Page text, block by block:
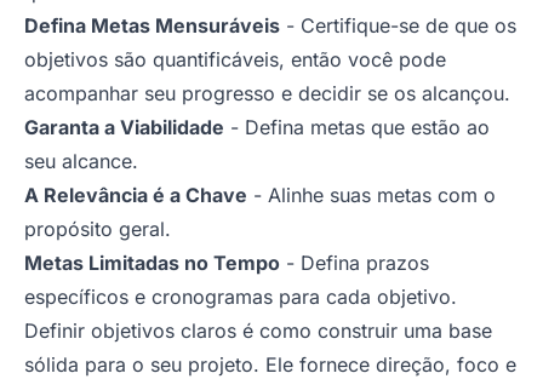
Defina Metas Mensuráveis - Certifique-se de que os
objetivos são quantificáveis, então você pode
acompanhar seu progresso e decidir se os alcançou.
Garanta a Viabilidade - Defina metas que estão ao
seu alcance.
A Relevância é a Chave - Alinhe suas metas com o
propósito geral.
Metas Limitadas no Tempo - Defina prazos
específicos e cronogramas para cada objetivo.
Definir objetivos claros é como construir uma base
sólida para o seu projeto. Ele fornece direção, foco e